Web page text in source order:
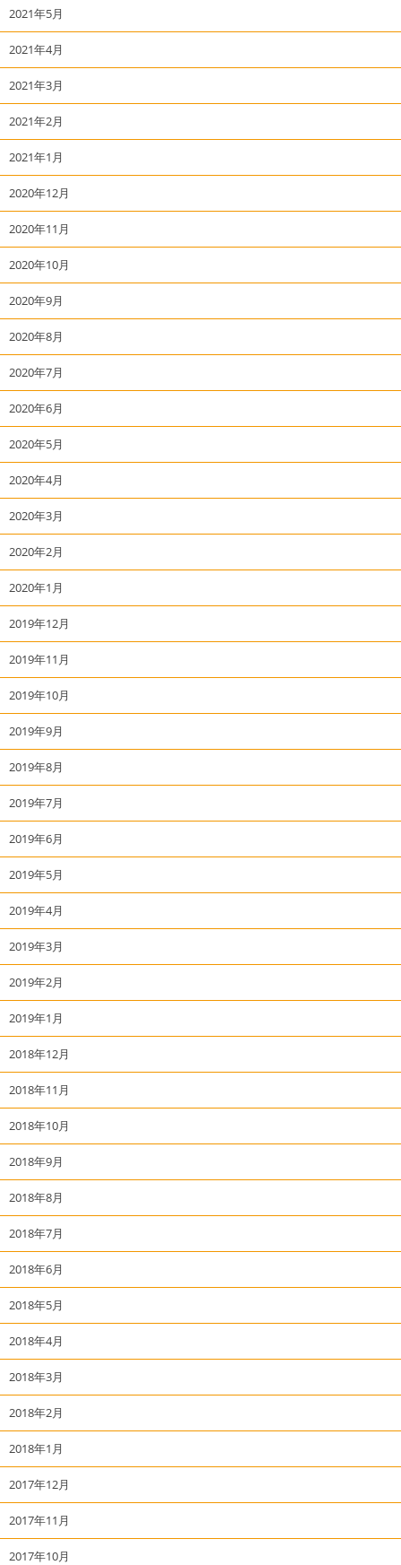
2021年5月
2021年4月
2021年3月
2021年2月
2021年1月
2020年12月
2020年11月
2020年10月
2020年9月
2020年8月
2020年7月
2020年6月
2020年5月
2020年4月
2020年3月
2020年2月
2020年1月
2019年12月
2019年11月
2019年10月
2019年9月
2019年8月
2019年7月
2019年6月
2019年5月
2019年4月
2019年3月
2019年2月
2019年1月
2018年12月
2018年11月
2018年10月
2018年9月
2018年8月
2018年7月
2018年6月
2018年5月
2018年4月
2018年3月
2018年2月
2018年1月
2017年12月
2017年11月
2017年10月